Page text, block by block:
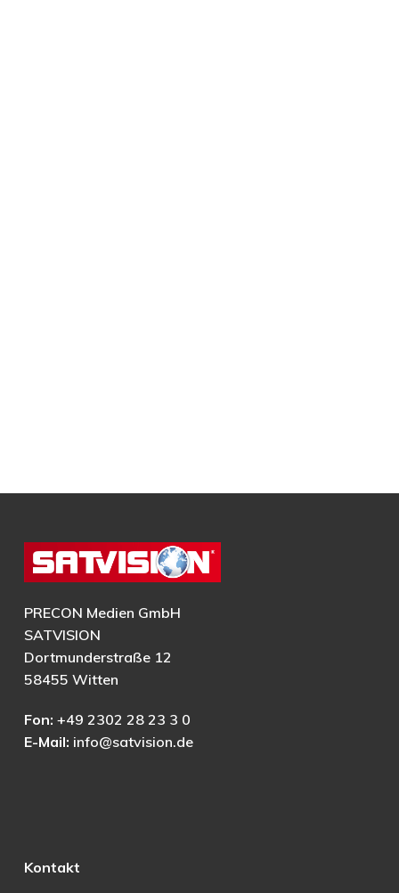
PRECON Medien GmbH
SATVISION
Dortmunderstraße 12
58455 Witten
Fon: +49 2302 28 23 3 0
E-Mail: info@satvision.de
Kontakt